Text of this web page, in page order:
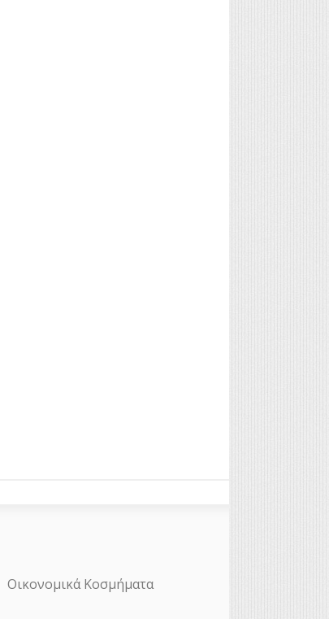
Οικονομικά Κοσμήματα